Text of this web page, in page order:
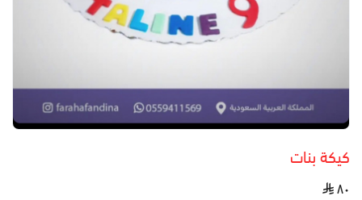
كيكة بنات
٨٠